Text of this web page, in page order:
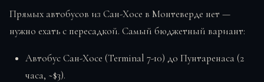
Прямых автобусов из Сан-Хосе в Монтеверде нет —
нужно ехать с пересадкой. Самый бюджетный вариант:
Автобус Сан-Хосе (Terminal 7-10) до Пунтаренаса (2
часа, ~$3).